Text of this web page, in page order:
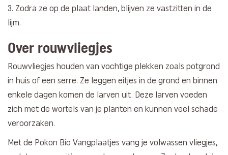
Zodra ze op de plaat landen, blijven ze vastzitten in de
lijm.
Over rouwvliegjes
Rouwvliegjes houden van vochtige plekken zoals potgrond
in huis of een serre. Ze leggen eitjes in de grond en binnen
enkele dagen komen de larven uit. Deze larven voeden
zich met de wortels van je planten en kunnen veel schade
veroorzaken.
Met de Pokon Bio Vangplaatjes vang je volwassen vliegjes,